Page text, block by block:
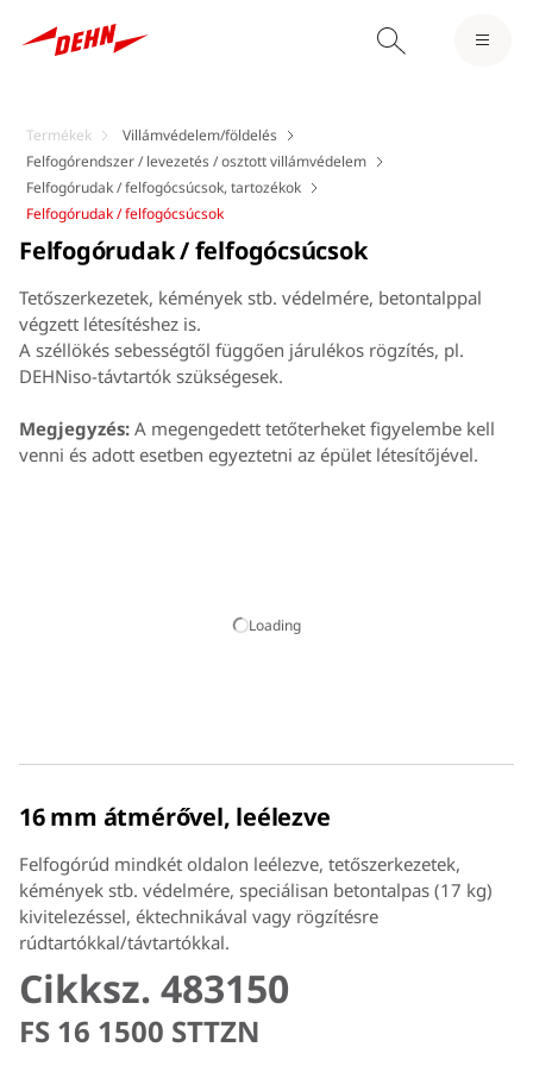
Termékek
Villámvédelem/földelés
Felfogórendszer / levezetés / osztott villámvédelem
Felfogórudak / felfogócsúcsok, tartozékok
Felfogórudak / felfogócsúcsok
Loading
Felfogórudak / felfogócsúcsok
Tetőszerkezetek, kémények stb. védelmére, betontalppal
végzett létesítéshez is.
A széllökés sebességtől függően járulékos rögzítés, pl.
DEHNiso-távtartók szükségesek.
Megjegyzés: A megengedett tetőterheket figyelembe kell
venni és adott esetben egyeztetni az épület létesítőjével.
16 mm átmérővel, leélezve
Felfogórúd mindkét oldalon leélezve, tetőszerkezetek,
kémények stb. védelmére, speciálisan betontalpas (17 kg)
kivitelezéssel, éktechnikával vagy rögzítésre
rúdtartókkal/távtartókkal.
Cikksz. 483150
FS 16 1500 STTZN